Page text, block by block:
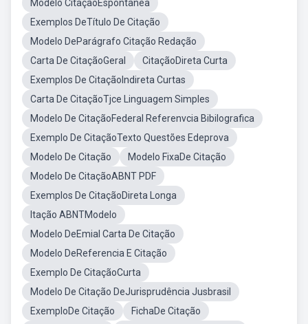
Modelo CitaçãoEspontânea
Exemplos DeTítulo De Citação
Modelo DeParágrafo Citação Redação
Carta De CitaçãoGeral
CitaçãoDireta Curta
Exemplos De CitaçãoIndireta Curtas
Carta De CitaçãoTjce Linguagem Simples
Modelo De CitaçãoFederal Referenvcia Bibilografica
Exemplo De CitaçãoTexto Questões Edeprova
Modelo De Citação
Modelo FixaDe Citação
Modelo De CitaçãoABNT PDF
Exemplos De CitaçãoDireta Longa
Itação ABNTModelo
Modelo DeEmial Carta De Citação
Modelo DeReferencia E Citação
Exemplo De CitaçãoCurta
Modelo De Citação DeJurisprudência Jusbrasil
ExemploDe Citação
FichaDe Citação